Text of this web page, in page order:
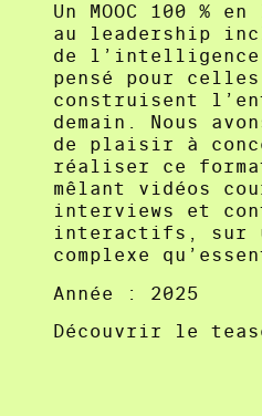
Un MOOC 100 %
au leadership
de
pensé pour
construisent
demain. Nous
de plaisir à
réaliser ce
mêlant vidéos
interviews et
interactifs, sur
complexe
Année : 2025
Découvrir le